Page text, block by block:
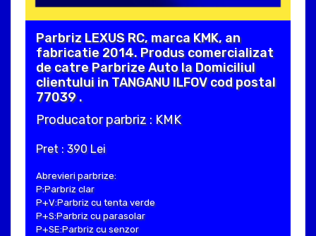
Parbriz LEXUS RC, marca KMK, an
fabricatie 2014. Produs comercializat
de catre Parbrize Auto la Domiciliul
clientului in TANGANU ILFOV cod postal
77039 .
Producator parbriz : KMK
Pret : 390 Lei
Abrevieri parbrize:
P:Parbriz clar
P+V:Parbriz cu tenta verde
P+S:Parbriz cu parasolar
P+SE:Parbriz cu senzor